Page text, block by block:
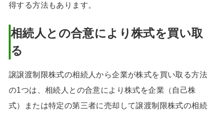
得する方法もあります。
相続人との合意により株式を買い取
る
譲譲渡制限株式の相続人から企業が株式を買い取る方法
の1つは、相続人との合意により株式を企業（自己株
式）または特定の第三者に売却して譲渡制限株式の相続